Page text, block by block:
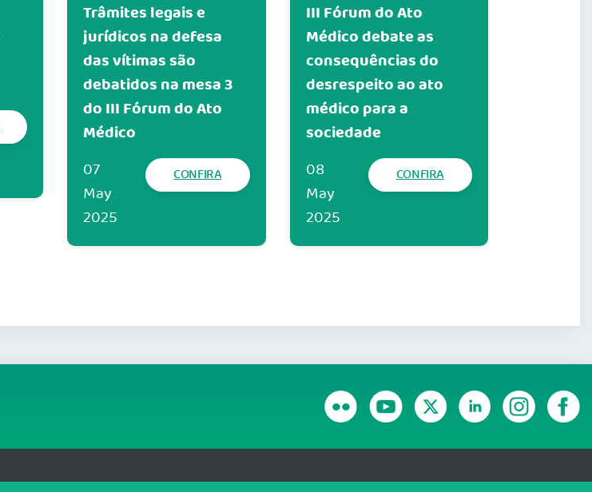
Trâmites legais e
jurídicos na defesa
das vítimas são
debatidos na mesa 3
do III Fórum do Ato
Médico
07
May
2025
CONFIRA
III Fórum do Ato
Médico debate as
consequências do
desrespeito ao ato
médico para a
sociedade
08
May
2025
CONFIRA